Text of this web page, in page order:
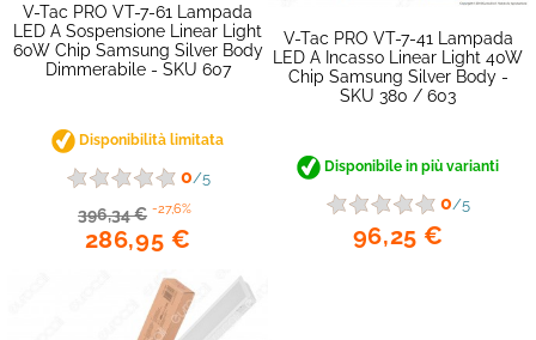
V-Tac PRO VT-7-61 Lampada
LED A Sospensione Linear Light
60W Chip Samsung Silver Body
Dimmerabile - SKU 607
Disponibilità limitata
0/5
396,34 € -27,6%
286,95 €
favorite_border
V-Tac PRO VT-7-41 Lampada
LED A Incasso Linear Light 40W
Chip Samsung Silver Body -
SKU 380 / 603
Disponibile in più varianti
0/5
96,25 €